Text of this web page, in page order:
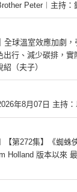
Peter︱主持：
全球溫室效應加劇
行、減少碳排，實
（夫子）
年8月07日 主持
【第272集】《蜘蛛
Holland 版本以來